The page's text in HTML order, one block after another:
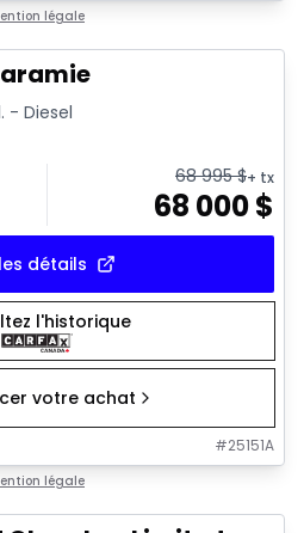
légale
- Diesel
68 995$+ tx
68 000$
détails
l'historique
votre achat
#25151A
légale